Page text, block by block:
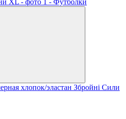
хлопок/эластан Збройні Сили